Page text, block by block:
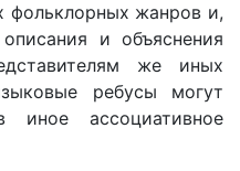
жанров и,
и объяснения
же иных
ребусы могут
иное ассоциативное